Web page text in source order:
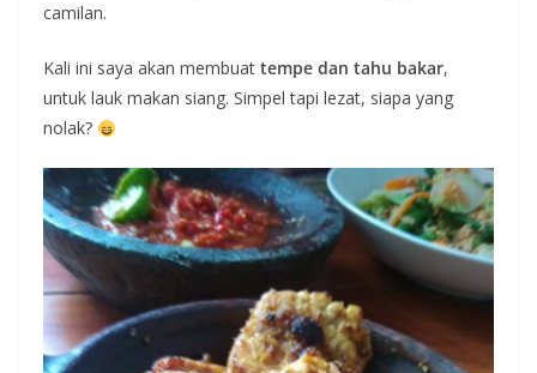
camilan.
Kali ini saya akan membuat tempe dan tahu bakar,
untuk lauk makan siang. Simpel tapi lezat, siapa yang
nolak?